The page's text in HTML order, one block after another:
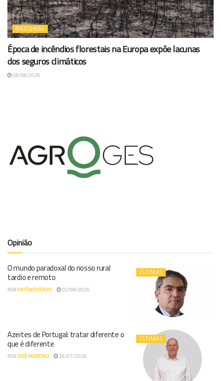
NACIONAL
Época de incêndios florestais na Europa expõe lacunas
dos seguros climáticos
08/08/2026
Opinião
ÚLTIMAS
O mundo paradoxal do nosso rural
tardio e remoto
PORANTÓNIO COVAS 02/08/2026
ÚLTIMAS
Azeites de Portugal: tratar diferente o
que é diferente
PORJOSÉ MARTINO 26/07/2026